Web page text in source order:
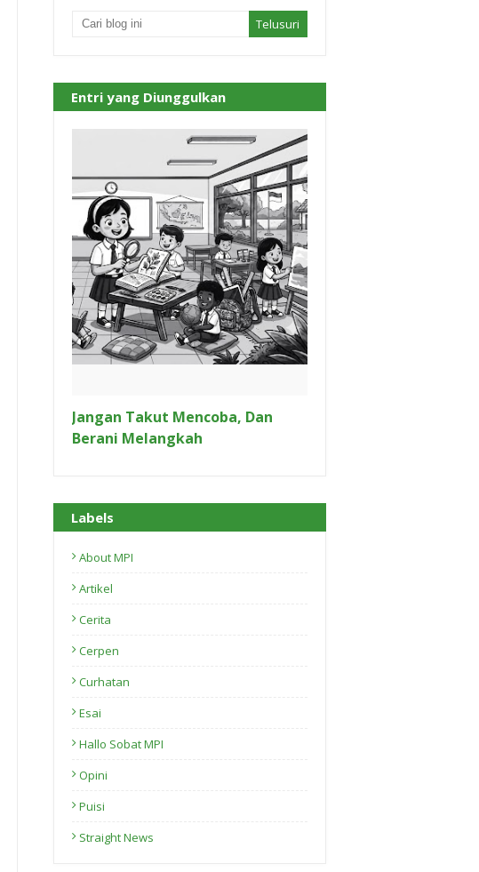
Entri yang Diunggulkan
Jangan Takut Mencoba, Dan
Berani Melangkah
Labels
About MPI
Artikel
Cerita
Cerpen
Curhatan
Esai
Hallo Sobat MPI
Opini
Puisi
Straight News